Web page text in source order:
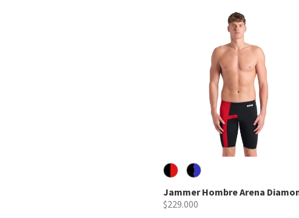
Jammer Hombre Arena
$229.000